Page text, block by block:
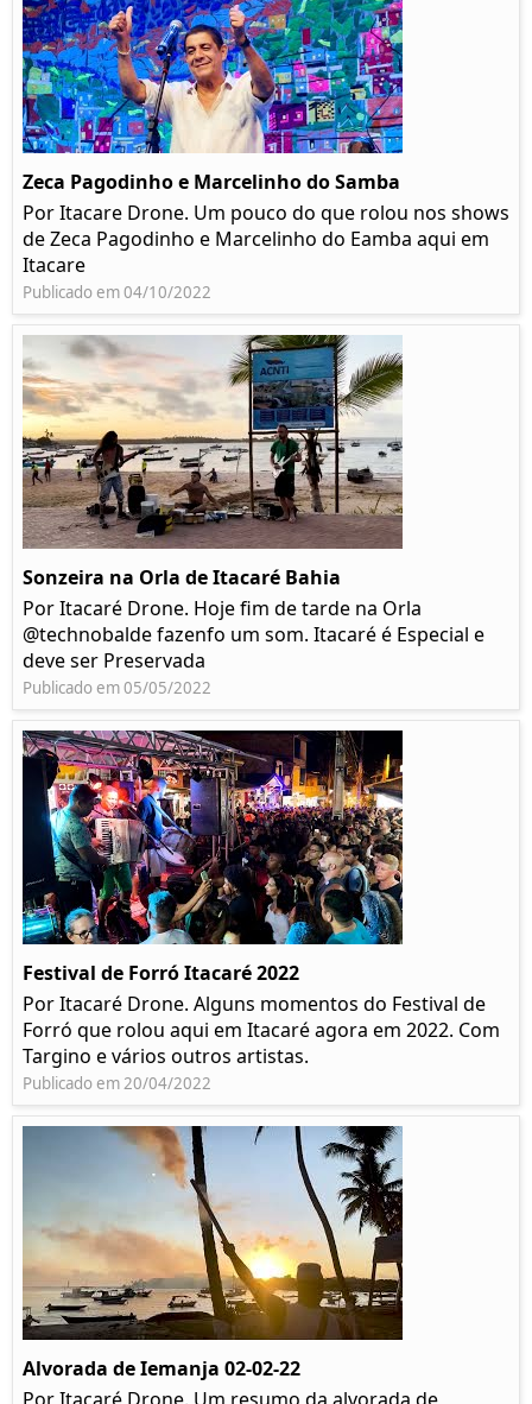
Zeca Pagodinho e Marcelinho do Samba
Por Itacare Drone. Um pouco do que rolou nos shows
de Zeca Pagodinho e Marcelinho do Eamba aqui em
Itacare
Publicado em 04/10/2022
Sonzeira na Orla de Itacaré Bahia
Por Itacaré Drone. Hoje fim de tarde na Orla
@technobalde fazenfo um som. Itacaré é Especial e
deve ser Preservada
Publicado em 05/05/2022
Festival de Forró Itacaré 2022
Por Itacaré Drone. Alguns momentos do Festival de
Forró que rolou aqui em Itacaré agora em 2022. Com
Targino e vários outros artistas.
Publicado em 20/04/2022
Alvorada de Iemanja 02-02-22